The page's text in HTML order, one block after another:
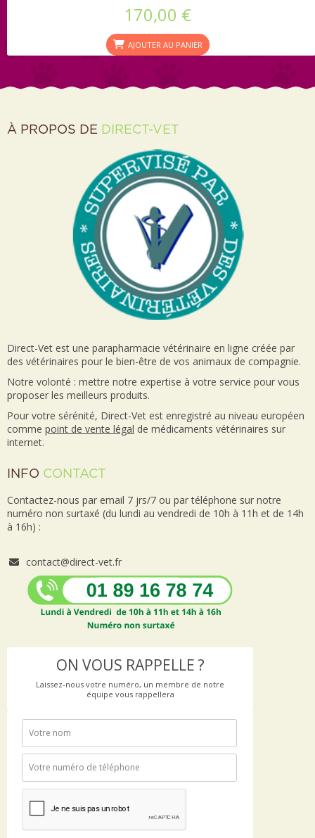
170,00 €
AJOUTER AU PANIER
À PROPOS DE DIRECT-VET
Direct-Vet est une parapharmacie vétérinaire en ligne créée par
des vétérinaires pour le bien-être de vos animaux de compagnie.
Notre volonté : mettre notre expertise à votre service pour vous
proposer les meilleurs produits.
Pour votre sérénité, Direct-Vet est enregistré au niveau européen
comme point de vente légal de médicaments vétérinaires sur
internet.
INFO CONTACT
Contactez-nous par email 7 jrs/7 ou par téléphone sur notre
numéro non surtaxé (du lundi au vendredi de 10h à 11h et de 14h
à 16h) :
contact@direct-vet.fr
ON VOUS RAPPELLE ?
Laissez-nous votre numéro, un membre de notre
équipe vous rappellera